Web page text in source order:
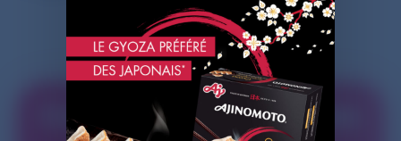
Commencez à faire des